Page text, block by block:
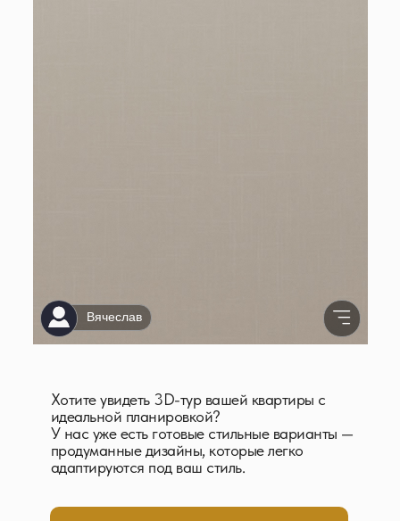
Хотите увидеть 3D-тур вашей квартиры с
идеальной планировкой?
У нас уже есть готовые стильные варианты —
продуманные дизайны, которые легко
адаптируются под ваш стиль.